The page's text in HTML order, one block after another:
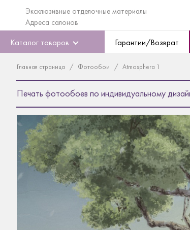
Эксклюзивные отделочные материалы
Адреса салонов
Каталог товаров Гарантии/Возврат
Главная страница Фотообои Atmosphera 1
Печать фотообоев по индивидуальному